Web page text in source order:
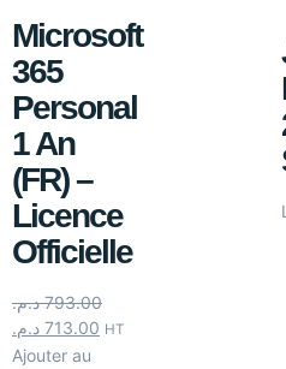
Microsoft
365
Personal
1 An
(FR) –
Licence
Officielle
793.00 د.م.
713.00 د.م. HT
Ajouter au